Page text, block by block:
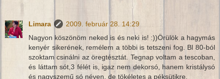
Limara
2009. február 28. 14:29
Nagyon köszönöm neked is és neki is! :))Örülök a hagymás
kenyér sikerének, remélem a többi is tetszeni fog. Bl 80-ból
szoktam csinálni az öregtésztát. Tegnap voltam a tescoban,
és láttam sót,3 félét is, igaz nem dekorsó, hanem kristálysó
és nagyszemű só néven, de tökéletes a péksütikre.